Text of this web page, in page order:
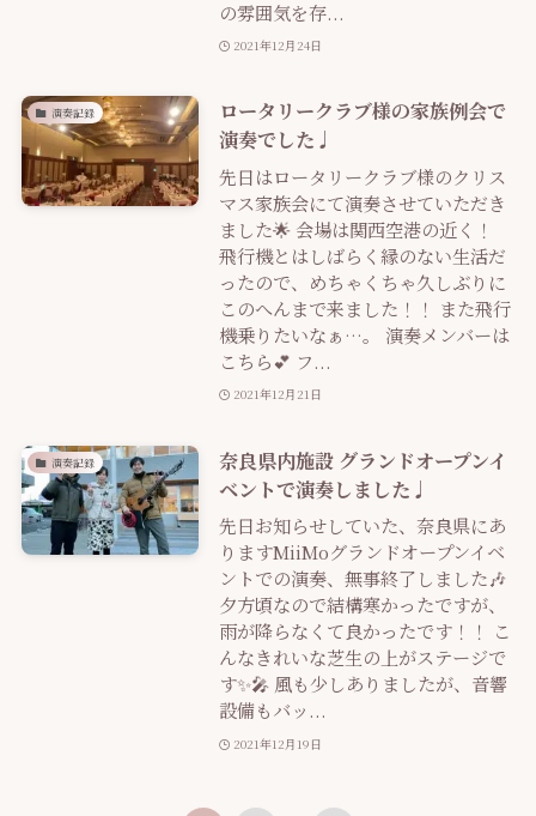
の雰囲気を存...
2021年12月24日
演奏記録
ロータリークラブ様の家族例会で
演奏でした♩
先日はロータリークラブ様のクリス
マス家族会にて演奏させていただき
ました🌟 会場は関西空港の近く！
飛行機とはしばらく縁のない生活だ
ったので、めちゃくちゃ久しぶりに
このへんまで来ました！！ また飛行
機乗りたいなぁ…。 演奏メンバーは
こちら💕 フ...
2021年12月21日
演奏記録
奈良県内施設 グランドオープンイ
ベントで演奏しました♩
先日お知らせしていた、奈良県にあ
りますMiiMoグランドオープンイベ
ントでの演奏、無事終了しました🎶
夕方頃なので結構寒かったですが、
雨が降らなくて良かったです！！ こ
んなきれいな芝生の上がステージで
す✨🎤 風も少しありましたが、音響
設備もバッ...
2021年12月19日